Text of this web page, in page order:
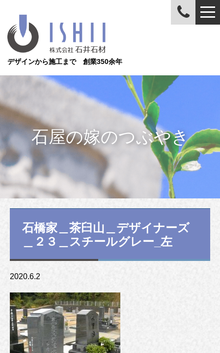
デザインから施工まで 創業350余年
石屋の嫁のつぶやき
石橋家＿茶臼山＿デザイナーズ
＿２３＿スチールグレー_左
2020.6.2